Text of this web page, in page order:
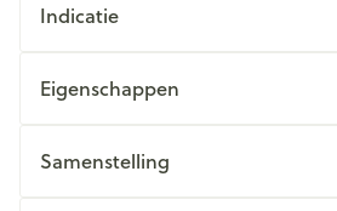
Indicatie
Eigenschappen
Samenstelling